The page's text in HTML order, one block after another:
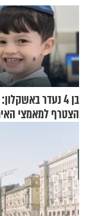
בן 4 נעדר
הצטרף למאמצי